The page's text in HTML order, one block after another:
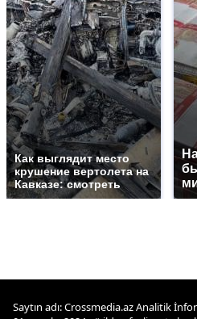
Как выглядит место
крушение вертолета на
Кавказе: смотреть
Saytın adı: Crossmedia.az Analitik